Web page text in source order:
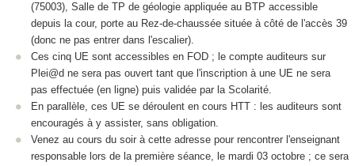
(75003), Salle de TP de géologie appliquée au BTP accessible
depuis la cour, porte au Rez-de-chaussée située à côté de l'accès 39
(donc ne pas entrer dans l'escalier).
Ces cinq UE sont accessibles en FOD ; le compte auditeurs sur
Plei@d ne sera pas ouvert tant que l'inscription à une UE ne sera
pas effectuée (en ligne) puis validée par la Scolarité.
En parallèle, ces UE se déroulent en cours HTT : les auditeurs sont
encouragés à y assister, sans obligation.
Venez au cours du soir à cette adresse pour rencontrer l'enseignant
responsable lors de la première séance, le mardi 03 octobre ; ce sera